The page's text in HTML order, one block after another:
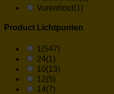
Vurenhout(1)
Product Lichtpunten
1 (547)
24(1)
10(13)
12(5)
14(7)